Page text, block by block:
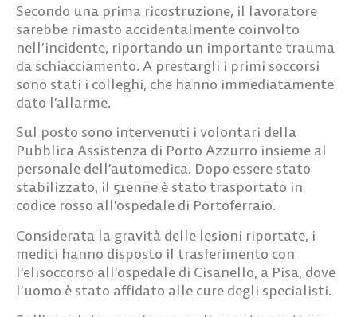
Secondo una prima ricostruzione, il lavoratore
sarebbe rimasto accidentalmente coinvolto
nell’incidente, riportando un importante trauma
da schiacciamento. A prestargli i primi soccorsi
sono stati i colleghi, che hanno immediatamente
dato l’allarme.
Sul posto sono intervenuti i volontari della
Pubblica Assistenza di Porto Azzurro insieme al
personale dell’automedica. Dopo essere stato
stabilizzato, il 51enne è stato trasportato in
codice rosso all’ospedale di Portoferraio.
Considerata la gravità delle lesioni riportate, i
medici hanno disposto il trasferimento con
l’elisoccorso all’ospedale di Cisanello, a Pisa, dove
l’uomo è stato affidato alle cure degli specialisti.